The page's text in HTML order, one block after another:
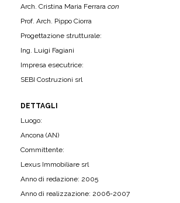
Arch. Cristina Maria Ferrara con
Prof. Arch. Pippo Ciorra
Progettazione strutturale:
Ing. Luigi Fagiani
Impresa esecutrice:
SEBI Costruzioni srl
DETTAGLI
Luogo:
Ancona (AN)
Committente:
Lexus Immobiliare srl
Anno di redazione: 2005
Anno di realizzazione: 2006-2007